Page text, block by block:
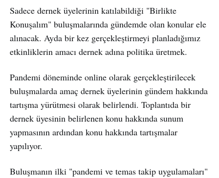
Sadece dernek üyelerinin katılabildiği "Birlikte
Konuşalım" buluşmalarında gündemde olan konular ele
alınacak. Ayda bir kez gerçekleştirmeyi planladığımız
etkinliklerin amacı dernek adına politika üretmek.
Pandemi döneminde online olarak gerçekleştirilecek
buluşmalarda amaç dernek üyelerinin gündem hakkında
tartışma yürütmesi olarak belirlendi. Toplantıda bir
dernek üyesinin belirlenen konu hakkında sunum
yapmasının ardından konu hakkında tartışmalar
yapılıyor.
Buluşmanın ilki "pandemi ve temas takip uygulamaları"